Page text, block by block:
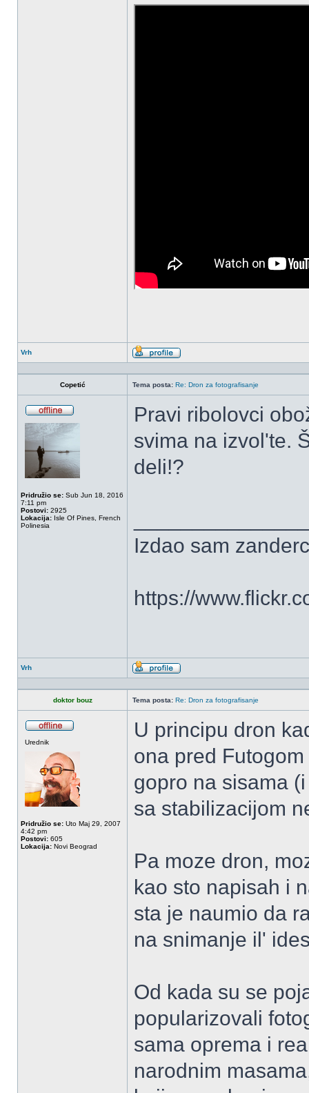
Vrh
Profil
Copetić Tema posta: Re: Dron za fotografisanje
Pridružio se: Sub Jun 18, 2016
7:11 pm
Postovi: 2925
Lokacija: Isle Of Pines, French
Polinesia
Pravi ribolovci
svima na izvol'te.
deli!?
Izdao sam
https://
Vrh
Profil
doktor bouz Tema posta: Re: Dron za fotografisanje
Urednik
Pridružio se: Uto Maj 29, 2007
4:42 pm
Postovi: 605
Lokacija: Novi Beograd
U principu dron
ona pred
gopro na sisama
sa stabilizacijom
Pa moze dron,
kao sto napisah i
sta je naumio da
na snimanje il'
Od kada su se
popularizovali
sama oprema i
narodnim